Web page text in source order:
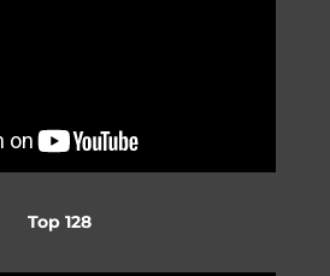
Top 128